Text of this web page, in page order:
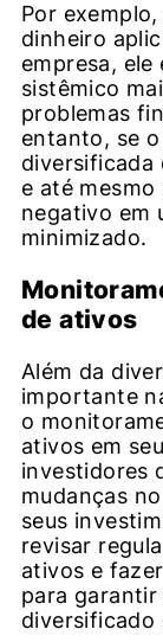
Por
dinheiro
empresa,
sistêmico
problemas
entanto, se
diversificada
e até
negativo em
minimizado.
de ativos
Além da
importante
o
ativos em
investidores
mudanças
seus
revisar
ativos e
para
diversificado